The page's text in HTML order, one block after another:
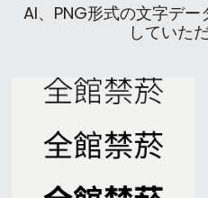
AI、PNG形式の文字デ
していた